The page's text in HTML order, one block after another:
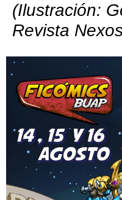
(Ilustración:
Revista